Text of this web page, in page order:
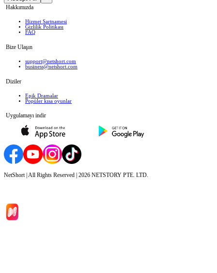
Hakkımızda
Hizmet Şartnamesi
Gizlilik Politikası
FAQ
Bize Ulaşın
support@netshort.com
business@netshort.com
Diziler
Epik Dramalar
Popüler kısa oyunlar
Uygulamayı indir
NetShort | All Rights Reserved | 2026 NETSTORY PTE. LTD.